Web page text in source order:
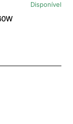
Disponível